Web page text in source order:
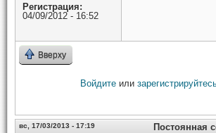
Регистрация:
04/09/2012 - 16:52
Вверху
Войдите или
вс, 17/03/2013 - 17:19 Постоянная